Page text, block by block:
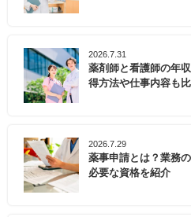
2026.7.31
薬剤師と看護師の年
得方法や仕事内容も
2026.7.29
薬事申請とは？業務
必要な資格を紹介